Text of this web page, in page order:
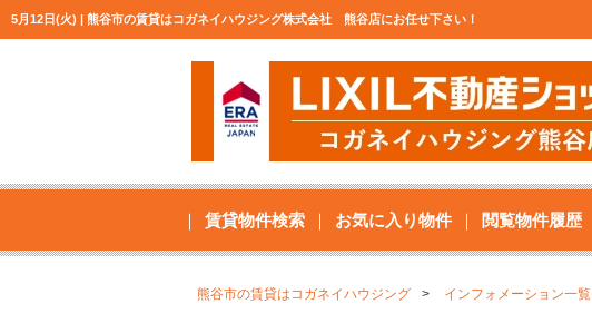
5月12日(火) | 熊谷市の賃貸はコガネイハウジング株式会社 熊谷店にお任せ下さい！
賃貸物件検索 お気に入り物件 閲覧物件履歴
熊谷市の賃貸はコガネイハウジング インフォメーション一覧